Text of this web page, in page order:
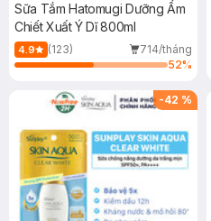
Sữa Tắm Hatomugi Dưỡng Ẩm
Chiết Xuất Ý Dĩ 800ml
4.9 (123)
714/tháng
52%
-42 %